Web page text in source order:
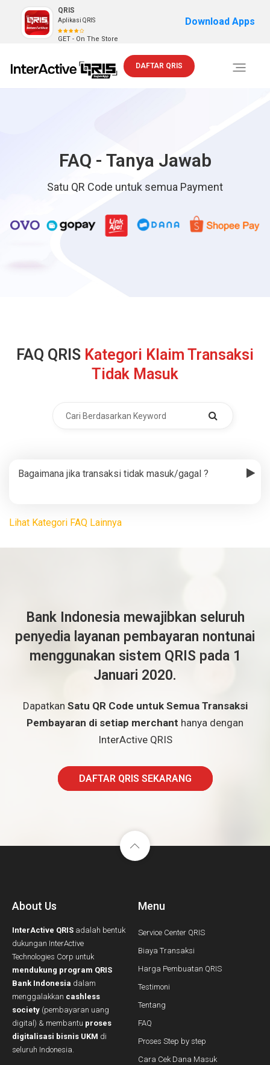
QRIS
Aplikasi QRIS
GET - On The Store
Download Apps
Toggle
DAFTAR QRIS
FAQ - Tanya Jawab
Satu QR Code untuk semua Payment
FAQ QRIS Kategori Klaim Transaksi
Tidak Masuk
Bagaimana jika transaksi tidak masuk/gagal ?
Lihat Kategori FAQ Lainnya
Bank Indonesia mewajibkan seluruh
penyedia layanan pembayaran nontunai
menggunakan sistem QRIS pada 1
Januari 2020.
Dapatkan Satu QR Code untuk Semua Transaksi
Pembayaran di setiap merchant hanya dengan
InterActive QRIS
DAFTAR QRIS SEKARANG
About Us
InterActive QRIS adalah bentuk
dukungan InterActive
Technologies Corp untuk
mendukung program QRIS
Bank Indonesia dalam
menggalakkan cashless
society (pembayaran uang
digital) & membantu proses
digitalisasi bisnis UKM di
seluruh Indonesia.
Menu
Service Center QRIS
Biaya Transaksi
Harga Pembuatan QRIS
Testimoni
Tentang
FAQ
Proses Step by step
Cara Cek Dana Masuk